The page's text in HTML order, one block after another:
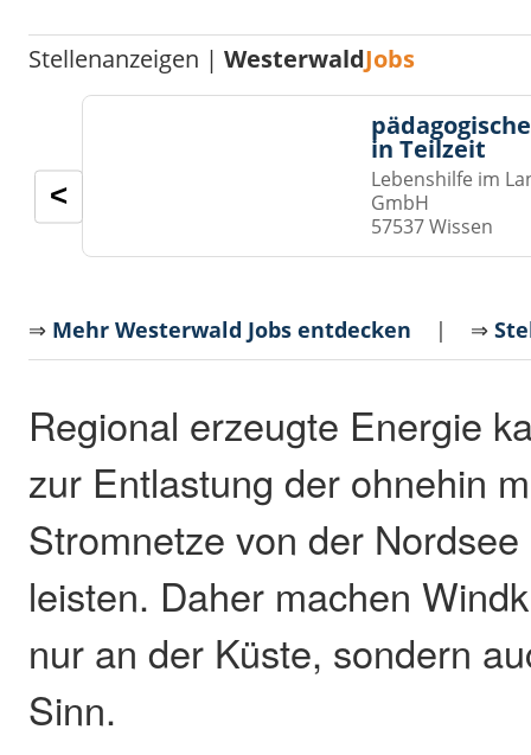
Stellenanzeigen |WesterwaldJobs
in Teilzeit
Lebenshilfe im
GmbH
57537 Wissen
<
⇒ Mehr Westerwald Jobs entdecken | ⇒
Regional erzeugte Energie
zur Entlastung der ohnehin
Stromnetze von der
leisten. Daher machen
nur an der Küste, sondern
Sinn.